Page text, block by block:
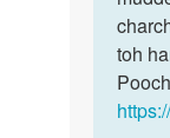
toh